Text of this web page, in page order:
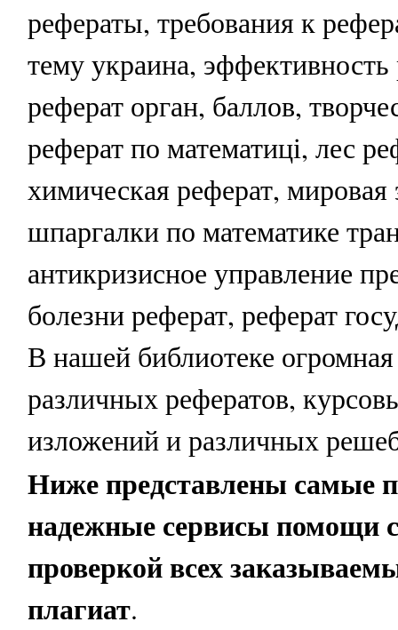
рефераты, требования к
тему украина, эффективность
реферат орган, баллов,
реферат по математиці, лес
химическая реферат, мировая
шпаргалки по математике
антикризисное управление
болезни реферат, реферат
В нашей библиотеке
различных рефератов,
изложений и различных
Ниже представлены самые
надежные сервисы помощи
проверкой всех
плагиат.